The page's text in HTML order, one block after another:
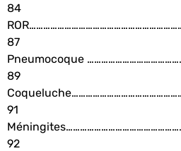
84
87
Pneumocoque
89
91
92